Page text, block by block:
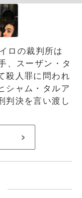
ロの裁判所は
、スーザン・タ
殺人罪に問われ
シャム・タルア
判決を言い渡し
>